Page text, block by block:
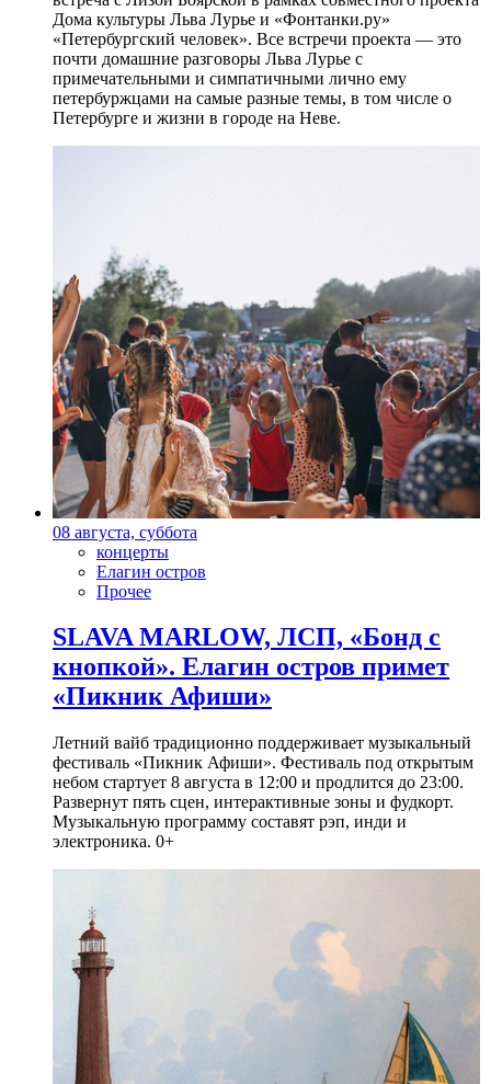
Дома культуры Льва Лурье и «Фонтанки.ру»
«Петербургский человек». Все встречи проекта — это
почти домашние разговоры Льва Лурье с
примечательными и симпатичными лично ему
петербуржцами на самые разные темы, в том числе о
Петербурге и жизни в городе на Неве.
08 августа, суббота
концерты
Елагин остров
Прочее
SLAVA MARLOW, ЛСП, «Бонд с
кнопкой». Елагин остров примет
«Пикник Афиши»
Летний вайб традиционно поддерживает музыкальный
фестиваль «Пикник Афиши». Фестиваль под открытым
небом стартует 8 августа в 12:00 и продлится до 23:00.
Развернут пять сцен, интерактивные зоны и фудкорт.
Музыкальную программу составят рэп, инди и
электроника. 0+